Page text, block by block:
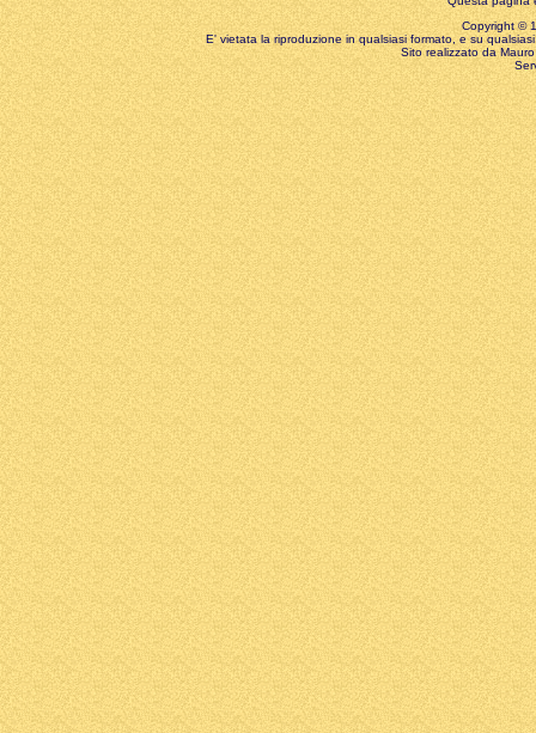
Copyright ©
E' vietata la riproduzione in qualsiasi formato, e su
Sito realizzato da